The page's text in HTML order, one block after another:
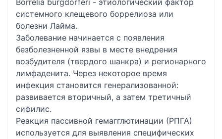
Borrelia burgdorferi - этиологический фактор
системного клещевого боррелиоза или
болезни Лайма.
Заболевание начинается с появления
безболезненной язвы в месте внедрения
возбудителя (твердого шанкра) и регионарного
лимфаденита. Через некоторое время
инфекция становится генерализованной:
развивается вторичный, а затем третичный
сифилис.
Реакция пассивной гемагглютинации (РПГА)
используется для выявления специфических